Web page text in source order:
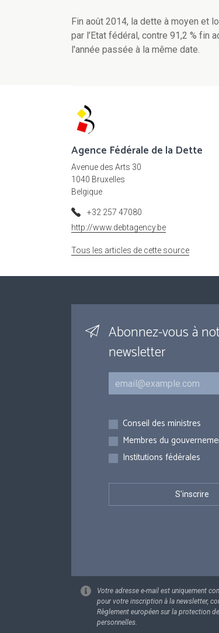
Fin août 2014, la dette à moyen et
par l’Etat fédéral, contre 91,2 % fin
l'année passée à la même date.
Agence Fédérale de la Dette
Avenue des Arts 30
1040 Bruxelles
Belgique
+32 257 47080
http://www.debtagency.be
Tous les articles de cette source
Abonnez-vous à
newsletter
Courriel
Inscriptions
Conseil des ministres
Membres du
Institutions fédérales
Votre adresse e-mail est uniquement
pour votre inscription à la newsletter,
Règlement européen sur la protection
personnelles.